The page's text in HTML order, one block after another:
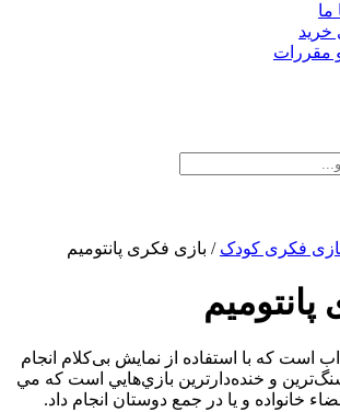
ما
خرید
مقررات
فکری کودک / بازی فکری پانتومیم
است که با استفاده از نمایش بی‌کلام انجام
و خنده‌دار‌ترين بازي‌هايي است که مي
خانواده و یا در جمع دوستان انجام داد.